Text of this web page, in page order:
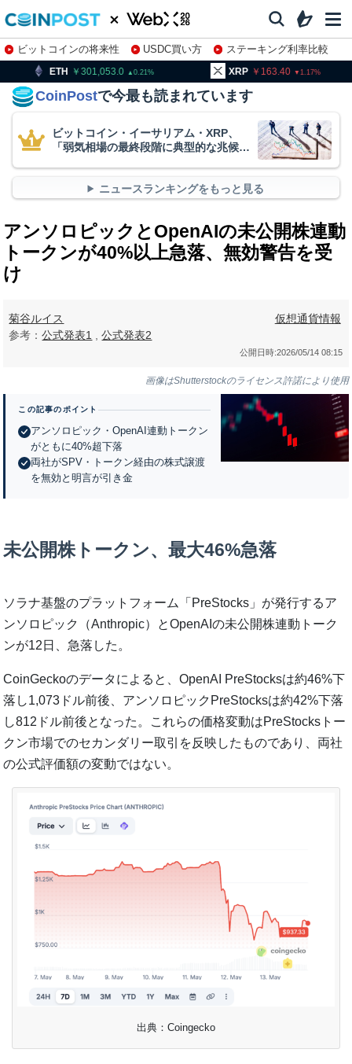
ビットコインの将来性 USDC買い方
ステーキング利率比較
株特集・関連銘柄
0.21 XRP 1.17 BNB
CoinPostで今最も読まれています
ビットコイン・イーサリアム・XRP、
「弱気相場の最終段階に典型的な兆候」
ニュースランキングをもっと見る
アンソロピックとOpenAIの未公開株連動
トークンが40%以上急落、無効警告を受
け
菊谷ルイス
参考：公式発表1 ,公式発表2
仮想通貨情報
公開日時:2026/05/14 08:15
画像はShutterstockのライセンス許諾により使用
この記事のポイント
アンソロピック・OpenAI連動トークン
がともに40%超下落
両社がSPV・トークン経由の株式譲渡
を無効と明言が引き金
未公開株トークン、最大46%急落
ソラナ基盤のプラットフォーム「PreStocks」が発行するア
ンソロピック（Anthropic）とOpenAIの未公開株連動トーク
ンが12日、急落した。
CoinGeckoのデータによると、OpenAI PreStocksは約46%下
落し1,073ドル前後、アンソロピックPreStocksは約42%下落
し812ドル前後となった。これらの価格変動はPreStocksトー
クン市場でのセカンダリー取引を反映したものであり、両社
の公式評価額の変動ではない。
出典：Coingecko